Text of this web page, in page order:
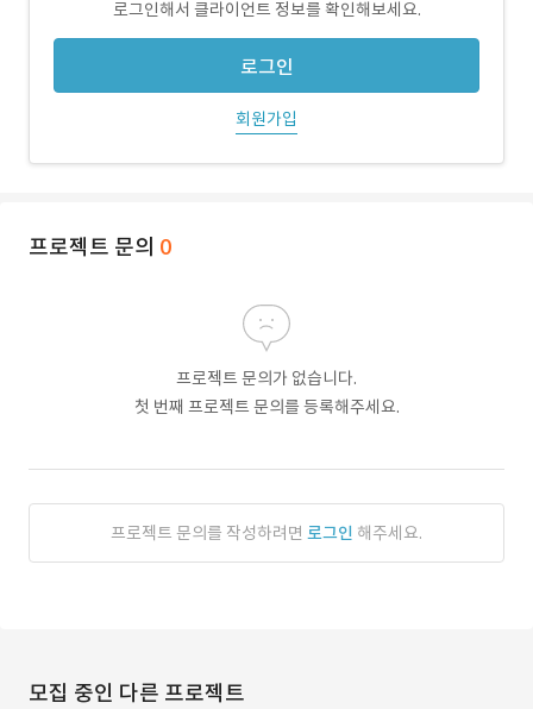
로그인해서 클라이언트 정보를 확인해보세요.
로그인
회원가입
프로젝트 문의 0
프로젝트 문의가 없습니다.
첫 번째 프로젝트 문의를 등록해주세요.
프로젝트 문의를 작성하려면 로그인 해주세요.
모집 중인 다른 프로젝트